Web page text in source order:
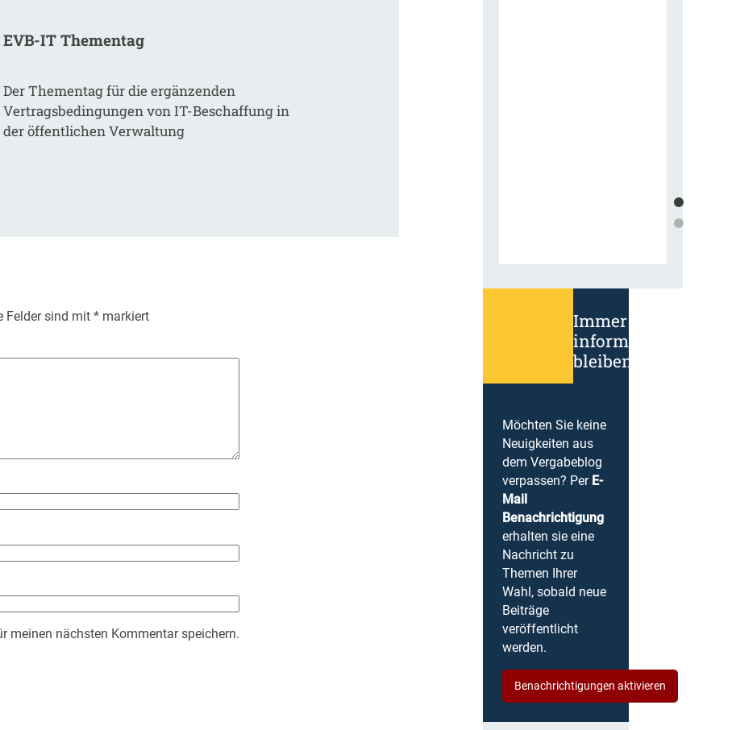
EVB-IT Thementag
Der Thementag für die ergänzenden
Vertragsbedingungen von IT-Beschaffung in
der öffentlichen Verwaltung
Felder sind mit * markiert
meinen nächsten Kommentar speichern.
Immer
informiert
bleiben!
Möchten Sie keine
Neuigkeiten aus
dem Vergabeblog
verpassen? Per E-
Mail
Benachrichtigung
erhalten sie eine
Nachricht zu
Themen Ihrer
Wahl, sobald neue
Beiträge
veröffentlicht
werden.
Benachrichtigungen aktivieren